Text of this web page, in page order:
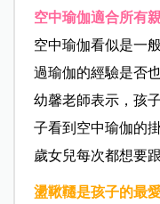
空中瑜伽適合所有
空中瑜伽看似是一
過瑜伽的經驗是否
幼馨老師表示，孩
子看到空中瑜伽的
歲女兒每次都想要
盪鞦韆是孩子的最